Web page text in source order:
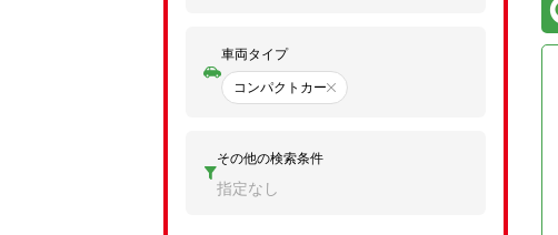
車両タイプ
コンパクトカー
その他の検索条件
指定なし